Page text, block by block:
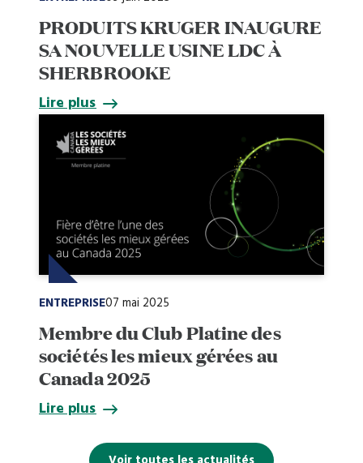
PRODUITS KRUGER INAUGURE
SA NOUVELLE USINE LDC À
SHERBROOKE
Lire plus
ENTREPRISE07 mai 2025
Membre du Club Platine des
sociétés les mieux gérées au
Canada 2025
Lire plus